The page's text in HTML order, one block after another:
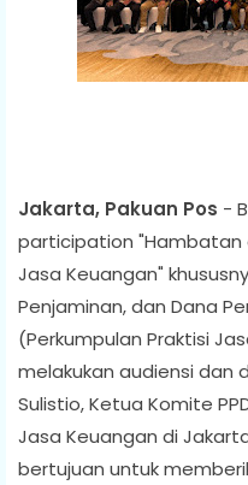
Jakarta, Pakuan Pos -
participation "Hambatan
Jasa Keuangan"
Penjaminan, dan Dana
(Perkumpulan Praktisi
melakukan audiensi dan
Sulistio, Ketua Komite
Jasa Keuangan di
bertujuan untuk